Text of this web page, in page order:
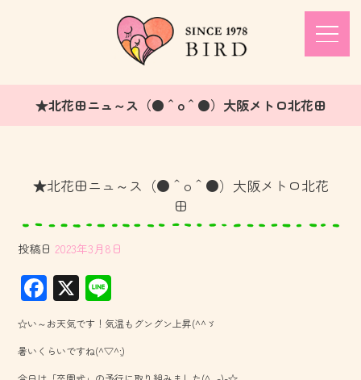
★北花田ニュ～ス（●＾o＾●）大阪メトロ北花田
★北花田ニュ～ス（●＾o＾●）大阪メトロ北花
田
投稿日 2023年3月8日
F
ac
e
b
X
ne
☆い～お天気です！気温もグングン上昇(^^ゞ
暑いくらいですね(^▽^;)